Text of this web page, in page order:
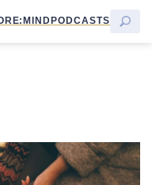
RE:MINDPODCASTS